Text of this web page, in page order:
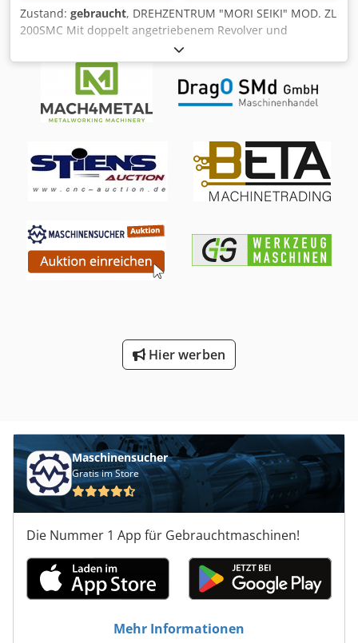
Zustand: gebraucht, DREHZENTRUM "MORI SEIKI" MOD. ZL
200SMC Mit doppelt angetriebenem Revolver und
Gegenspindel CNC MSC-501 Drehlänge: 452 mm Max.
Drehdurchmesser: 388 mm Max. Durchmesser über Bett:
510 mm Spitzenweite: 751 mm Spindelaufnahme: A2-6
Spindeldrehzahl: 4.000 U/min Spindelmotorleistung: 11 kW
Anzahl Werkzeuge: 12 Dodpfxjxwxwtj Ak Tjck
Hier werben
Maschinensucher
Gratis im Store
Die Nummer 1 App für Gebrauchtmaschinen!
Mehr Informationen